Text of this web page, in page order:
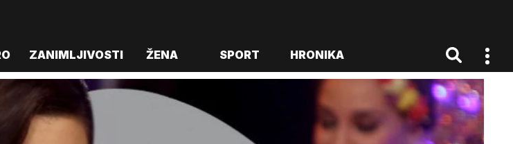
ZANIMLJIVOSTI ŽENA SPORT HRONIKA